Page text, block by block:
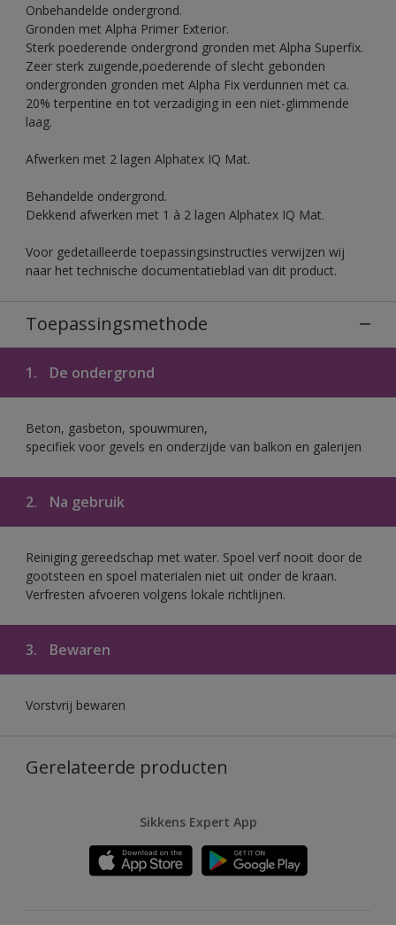
Onbehandelde ondergrond.
Gronden met Alpha Primer Exterior.
Sterk poederende ondergrond gronden met Alpha Superfix.
Zeer sterk zuigende,poederende of slecht gebonden
ondergronden gronden met Alpha Fix verdunnen met ca.
20% terpentine en tot verzadiging in een niet-glimmende
laag.
Afwerken met 2 lagen Alphatex IQ Mat.
Behandelde ondergrond.
Dekkend afwerken met 1 à 2 lagen Alphatex IQ Mat.
Voor gedetailleerde toepassingsinstructies verwijzen wij
naar het technische documentatieblad van dit product.
Toepassingsmethode
1. De ondergrond
Beton, gasbeton, spouwmuren,
specifiek voor gevels en onderzijde van balkon en galerijen
2. Na gebruik
Reiniging gereedschap met water. Spoel verf nooit door de
gootsteen en spoel materialen niet uit onder de kraan.
Verfresten afvoeren volgens lokale richtlijnen.
3. Bewaren
Vorstvrij bewaren
Gerelateerde producten
Sikkens Expert App